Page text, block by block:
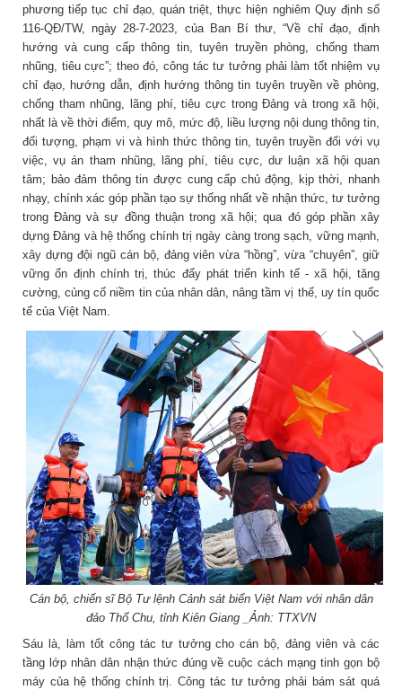
phương tiếp tục chỉ đạo, quán triệt, thực hiện nghiêm Quy định số
116-QĐ/TW, ngày 28-7-2023, của Ban Bí thư, “Về chỉ đạo, định
hướng và cung cấp thông tin, tuyên truyền phòng, chống tham
nhũng, tiêu cực”; theo đó, công tác tư tưởng phải làm tốt nhiệm vụ
chỉ đạo, hướng dẫn, định hướng thông tin tuyên truyền về phòng,
chống tham nhũng, lãng phí, tiêu cực trong Đảng và trong xã hội,
nhất là về thời điểm, quy mô, mức độ, liều lượng nội dung thông tin,
đối tượng, phạm vi và hình thức thông tin, tuyên truyền đối với vụ
việc, vụ án tham nhũng, lãng phí, tiêu cực, dư luận xã hội quan
tâm; bảo đảm thông tin được cung cấp chủ động, kịp thời, nhanh
nhạy, chính xác góp phần tạo sự thống nhất về nhận thức, tư tưởng
trong Đảng và sự đồng thuận trong xã hội; qua đó góp phần xây
dựng Đảng và hệ thống chính trị ngày càng trong sạch, vững mạnh,
xây dựng đội ngũ cán bộ, đảng viên vừa “hồng”, vừa “chuyên”, giữ
vững ổn định chính trị, thúc đẩy phát triển kinh tế - xã hội, tăng
cường, củng cố niềm tin của nhân dân, nâng tầm vị thế, uy tín quốc
tế của Việt Nam.
Cán bộ, chiến sĩ Bộ Tư lệnh Cảnh sát biển Việt Nam với nhân dân
đảo Thổ Chu, tỉnh Kiên Giang _Ảnh: TTXVN
Sáu là, làm tốt công tác tư tưởng cho cán bộ, đảng viên và các
tầng lớp nhân dân nhận thức đúng về cuộc cách mạng tinh gọn bộ
máy của hệ thống chính trị. Công tác tư tưởng phải bám sát quá